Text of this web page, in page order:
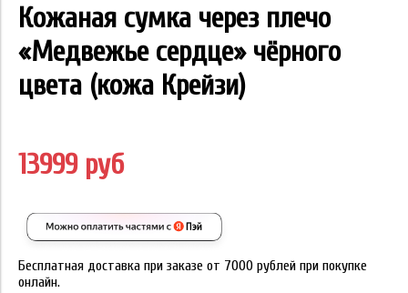
Кожаная сумка через плечо
«Медвежье сердце» чёрного
цвета (кожа Крейзи)
13999 руб
Бесплатная доставка при заказе от 7000 рублей при покупке
онлайн.